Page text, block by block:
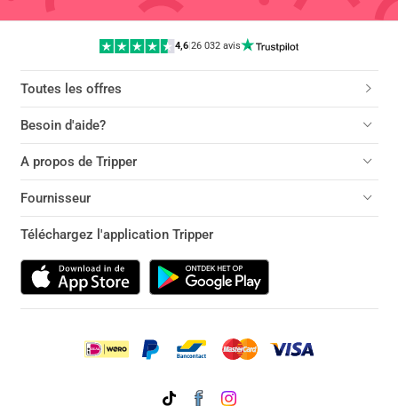
4,6 |26 032 avis
Toutes les offres
Besoin d'aide?
A propos de Tripper
Fournisseur
Téléchargez l'application Tripper